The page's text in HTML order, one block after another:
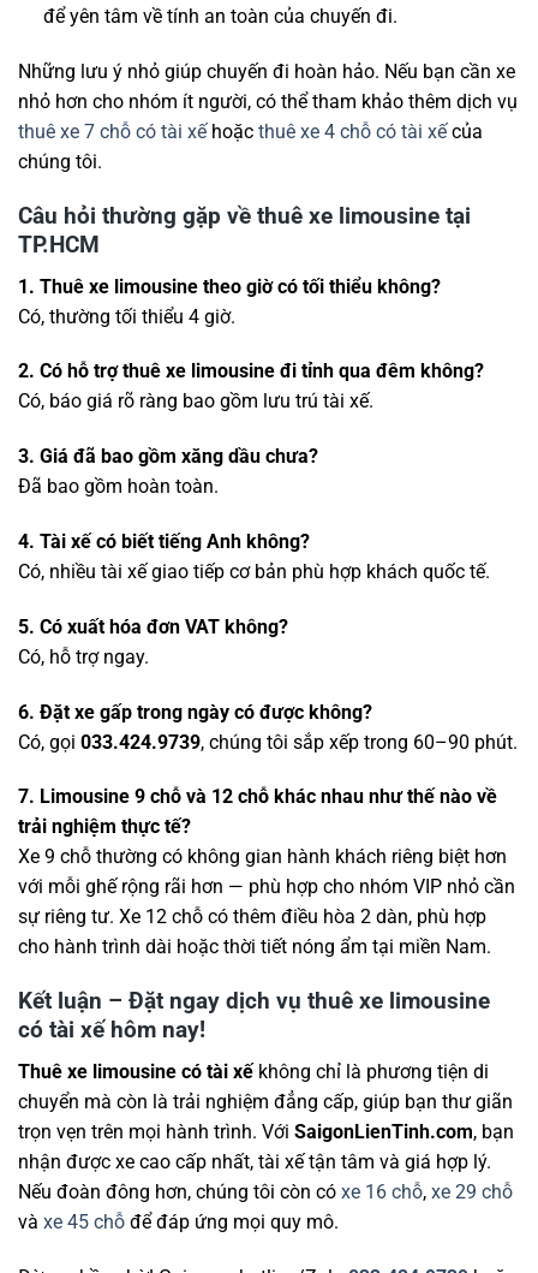
để yên tâm về tính an toàn của chuyến đi.
Những lưu ý nhỏ giúp chuyến đi hoàn hảo. Nếu bạn cần xe
nhỏ hơn cho nhóm ít người, có thể tham khảo thêm dịch vụ
thuê xe 7 chỗ có tài xếhoặc thuê xe 4 chỗ có tài xếcủa
chúng tôi.
Câu hỏi thường gặp về thuê xe limousine tại
TP.HCM
1. Thuê xe limousine theo giờ có tối thiểu không?
Có, thường tối thiểu 4 giờ.
2. Có hỗ trợ thuê xe limousine đi tỉnh qua đêm không?
Có, báo giá rõ ràng bao gồm lưu trú tài xế.
3. Giá đã bao gồm xăng dầu chưa?
Đã bao gồm hoàn toàn.
4. Tài xế có biết tiếng Anh không?
Có, nhiều tài xế giao tiếp cơ bản phù hợp khách quốc tế.
5. Có xuất hóa đơn VAT không?
Có, hỗ trợ ngay.
6. Đặt xe gấp trong ngày có được không?
Có, gọi 033.424.9739, chúng tôi sắp xếp trong 60–90 phút.
7. Limousine 9 chỗ và 12 chỗ khác nhau như thế nào về
trải nghiệm thực tế?
Xe 9 chỗ thường có không gian hành khách riêng biệt hơn
với mỗi ghế rộng rãi hơn — phù hợp cho nhóm VIP nhỏ cần
sự riêng tư. Xe 12 chỗ có thêm điều hòa 2 dàn, phù hợp
cho hành trình dài hoặc thời tiết nóng ẩm tại miền Nam.
Kết luận – Đặt ngay dịch vụ thuê xe limousine
có tài xế hôm nay!
Thuê xe limousine có tài xếkhông chỉ là phương tiện di
chuyển mà còn là trải nghiệm đẳng cấp, giúp bạn thư giãn
trọn vẹn trên mọi hành trình. Với SaigonLienTinh.com, bạn
nhận được xe cao cấp nhất, tài xế tận tâm và giá hợp lý.
Nếu đoàn đông hơn, chúng tôi còn có xe 16 chỗ, xe 29 chỗ
và xe 45 chỗ để đáp ứng mọi quy mô.